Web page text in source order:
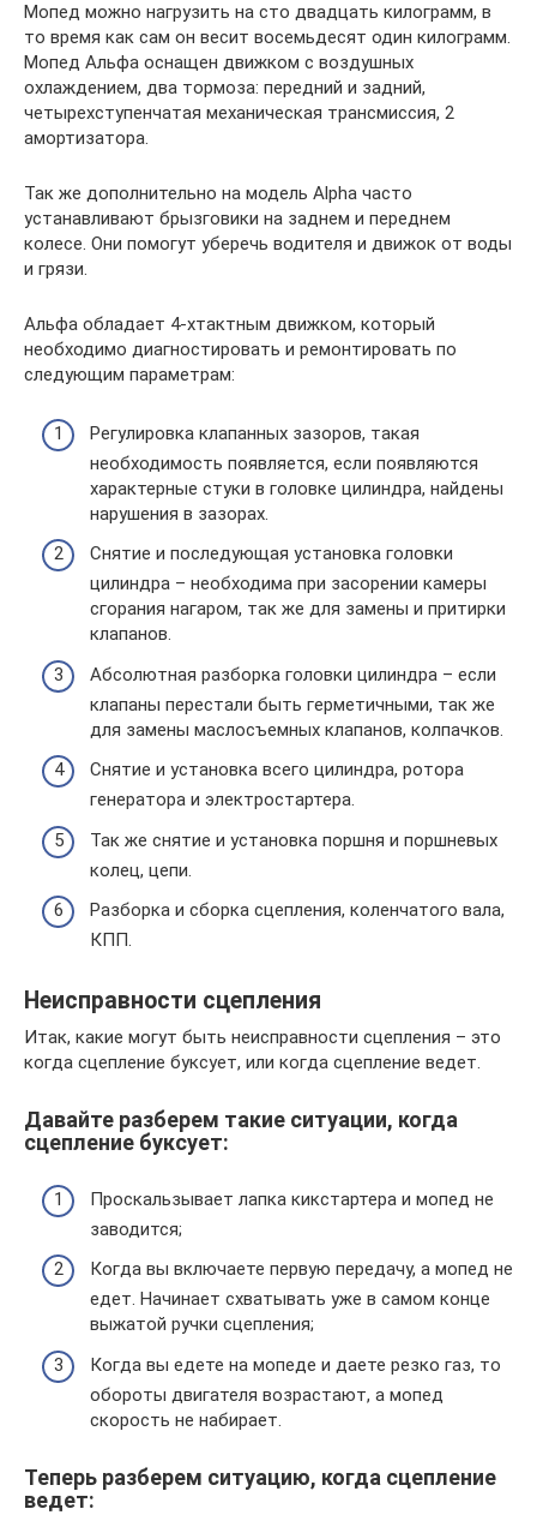
Мопед можно нагрузить на сто двадцать килограмм, в
то время как сам он весит восемьдесят один килограмм.
Мопед Альфа оснащен движком с воздушных
охлаждением, два тормоза: передний и задний,
четырехступенчатая механическая трансмиссия, 2
амортизатора.
Так же дополнительно на модель Alpha часто
устанавливают брызговики на заднем и переднем
колесе. Они помогут уберечь водителя и движок от воды
и грязи.
Альфа обладает 4-хтактным движком, который
необходимо диагностировать и ремонтировать по
следующим параметрам:
Регулировка клапанных зазоров, такая
необходимость появляется, если появляются
характерные стуки в головке цилиндра, найдены
нарушения в зазорах.
Снятие и последующая установка головки
цилиндра – необходима при засорении камеры
сгорания нагаром, так же для замены и притирки
клапанов.
Абсолютная разборка головки цилиндра – если
клапаны перестали быть герметичными, так же
для замены маслосъемных клапанов, колпачков.
Снятие и установка всего цилиндра, ротора
генератора и электростартера.
Так же снятие и установка поршня и поршневых
колец, цепи.
Разборка и сборка сцепления, коленчатого вала,
КПП.
Неисправности сцепления
Итак, какие могут быть неисправности сцепления – это
когда сцепление буксует, или когда сцепление ведет.
Давайте разберем такие ситуации, когда
сцепление буксует:
Проскальзывает лапка кикстартера и мопед не
заводится;
Когда вы включаете первую передачу, а мопед не
едет. Начинает схватывать уже в самом конце
выжатой ручки сцепления;
Когда вы едете на мопеде и даете резко газ, то
обороты двигателя возрастают, а мопед
скорость не набирает.
Теперь разберем ситуацию, когда сцепление
ведет: